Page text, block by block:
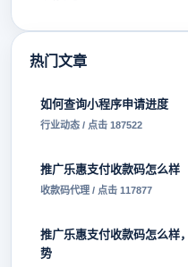
热门文章
如何查询小程序申请进度
行业动态 / 点击 187522
推广乐惠支付收款码怎么样
收款码代理 / 点击 117877
推广乐惠支付收款码怎么样
势